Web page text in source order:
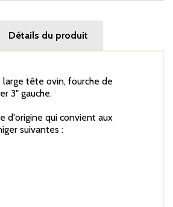
Détails du produit
large tête ovin, fourche de
3" gauche.
d'origine qui convient aux
suivantes :